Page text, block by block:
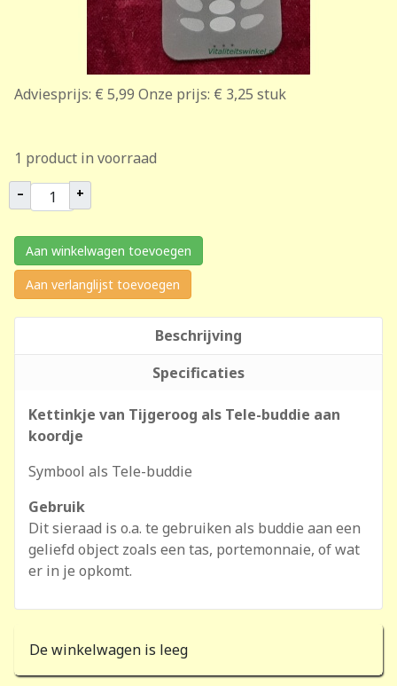
Adviesprijs: € 5,99 Onze prijs: € 3,25 stuk
1 product in voorraad
– +
Aan winkelwagen toevoegen
Aan verlanglijst toevoegen
Beschrijving
Specificaties
Kettinkje van Tijgeroog als Tele-buddie aan
koordje
Symbool als Tele-buddie
Gebruik
Dit sieraad is o.a. te gebruiken als buddie aan een
geliefd object zoals een tas, portemonnaie, of wat
er in je opkomt.
De winkelwagen is leeg